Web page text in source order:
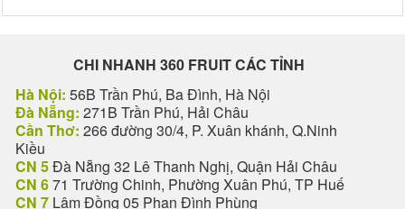
CHI NHANH 360 FRUIT CÁC TỈNH
Hà Nội: 56B Trần Phú, Ba Đình, Hà Nội
Đà Nẵng: 271B Trần Phú, Hải Châu
Cần Thơ: 266 đường 30/4, P. Xuân khánh, Q.Ninh
Kiều
CN 5Đà Nẵng 32 Lê Thanh Nghị, Quận Hải Châu
CN 671 Trường Chinh, Phường Xuân Phú, TP Huế
CN 7 Lâm Đồng 05 Phan Đình Phùng